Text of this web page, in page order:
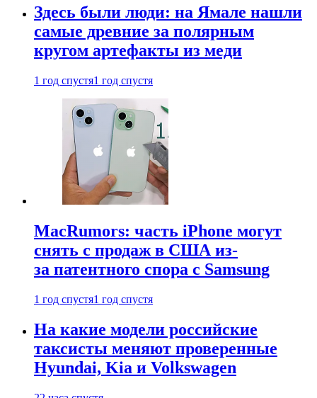
Здесь были люди: на Ямале нашли
самые древние за полярным
кругом артефакты из меди
1 год спустя1 год спустя
MacRumors: часть iPhone могут
снять с продаж в США из-
за патентного спора с Samsung
1 год спустя1 год спустя
На какие модели российские
таксисты меняют проверенные
Hyundai, Kia и Volkswagen